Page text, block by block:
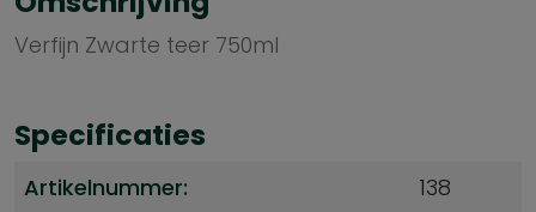
Verfijn Zwarte teer 750ml
Specificaties
Artikelnummer: 138